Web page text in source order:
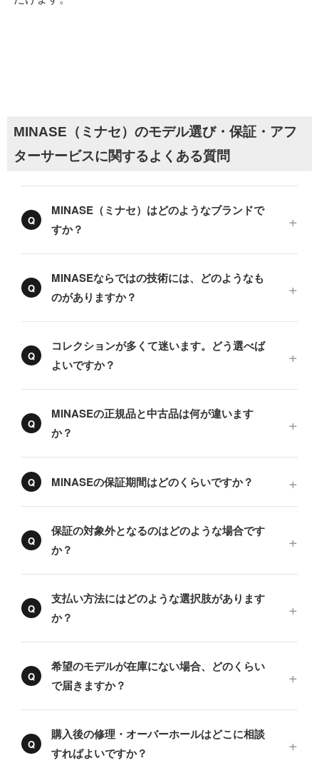
MINASE（ミナセ）のモデル選び・保証・アフ
ターサービスに関するよくある質問
MINASE（ミナセ）はどのようなブランドで
すか？
MINASEならではの技術には、どのようなも
のがありますか？
コレクションが多くて迷います。どう選べば
よいですか？
MINASEの正規品と中古品は何が違います
か？
MINASEの保証期間はどのくらいですか？
保証の対象外となるのはどのような場合です
か？
支払い方法にはどのような選択肢があります
か？
希望のモデルが在庫にない場合、どのくらい
で届きますか？
購入後の修理・オーバーホールはどこに相談
すればよいですか？